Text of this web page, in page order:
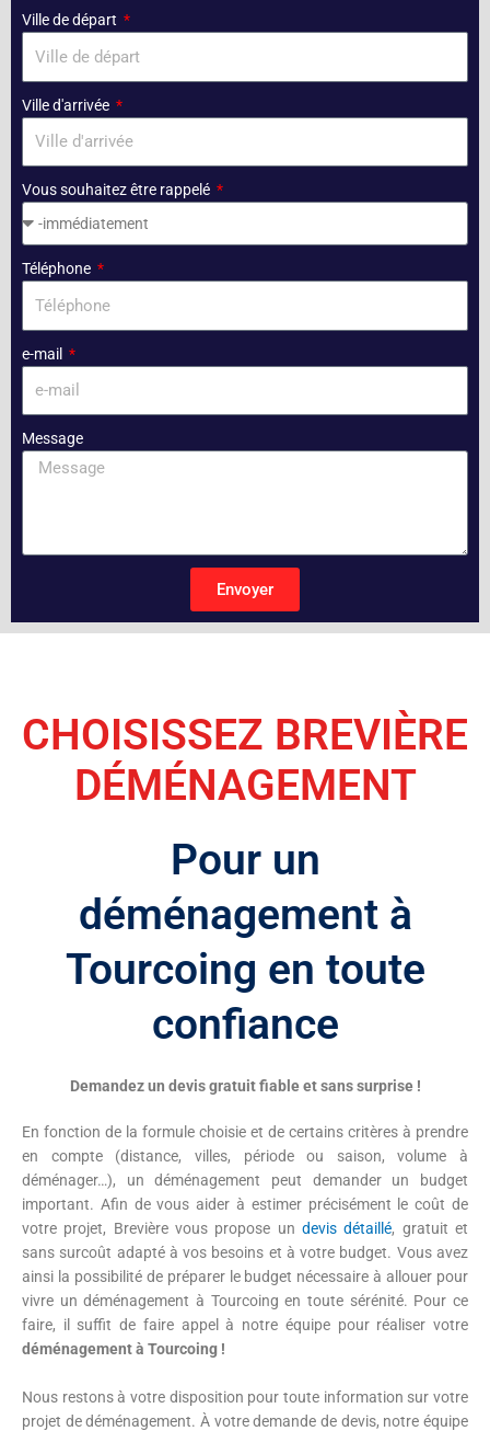
Ville de départ
Ville d'arrivée
Vous souhaitez être rappelé
Téléphone
e-mail
Message
Envoyer
A
r
n
CHOISISSEZ BREVIÈRE
DÉMÉNAGEMENT
Pour un
déménagement à
Tourcoing en toute
confiance
Demandez un devis gratuit fiable et sans surprise !
En fonction de la formule choisie et de certains critères à prendre
en compte (distance, villes, période ou saison, volume à
déménager…), un déménagement peut demander un budget
important. Afin de vous aider à estimer précisément le coût de
votre projet, Brevière vous propose undevis détaillé, gratuit et
sans surcoût adapté à vos besoins et à votre budget. Vous avez
ainsi la possibilité de préparer le budget nécessaire à allouer pour
vivre un déménagement à Tourcoing en toute sérénité. Pour ce
faire, il suffit de faire appel à notre équipe pour réaliser votre
déménagement à Tourcoing !
Nous restons à votre disposition pour toute information sur votre
projet de déménagement. À votre demande de devis, notre équipe